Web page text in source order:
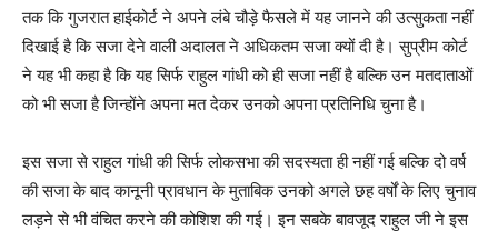
तक कि गुजरात हाईकोर्ट ने अपने लंबे चौड़े फैसले में यह जानने की उत्सुकता नहीं
दिखाई है कि सजा देने वाली अदालत ने अधिकतम सजा क्यों दी है। सुप्रीम कोर्ट
ने यह भी कहा है कि यह सिर्फ राहुल गांधी को ही सजा नहीं है बल्कि उन मतदाताओं
को भी सजा है जिन्होंने अपना मत देकर उनको अपना प्रतिनिधि चुना है।
इस सजा से राहुल गांधी की सिर्फ लोकसभा की सदस्यता ही नहीं गई बल्कि दो वर्ष
की सजा के बाद कानूनी प्रावधान के मुताबिक उनको अगले छह वर्षों के लिए चुनाव
लड़ने से भी वंचित करने की कोशिश की गई। इन सबके बावजूद राहुल जी ने इस